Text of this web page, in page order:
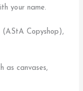
your name.
(AStA Copyshop),
as canvases,